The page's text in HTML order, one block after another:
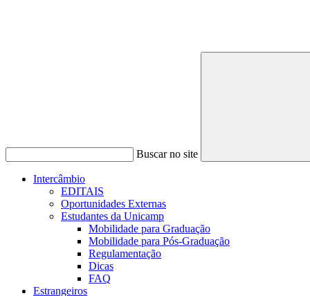
Buscar no site
Intercâmbio
EDITAIS
Oportunidades Externas
Estudantes da Unicamp
Mobilidade para Graduação
Mobilidade para Pós-Graduação
Regulamentação
Dicas
FAQ
Estrangeiros